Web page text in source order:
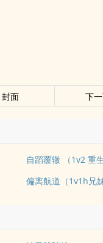
封面 下
自蹈覆辙 （1v2 重生
偏离航道（1v1h兄